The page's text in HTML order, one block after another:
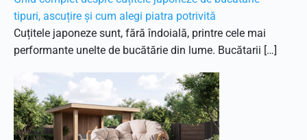
tipuri, ascuțire și cum alegi piatra potrivită
Cuțitele japoneze sunt, fără îndoială, printre cele mai
performante unelte de bucătărie din lume. Bucătarii […]